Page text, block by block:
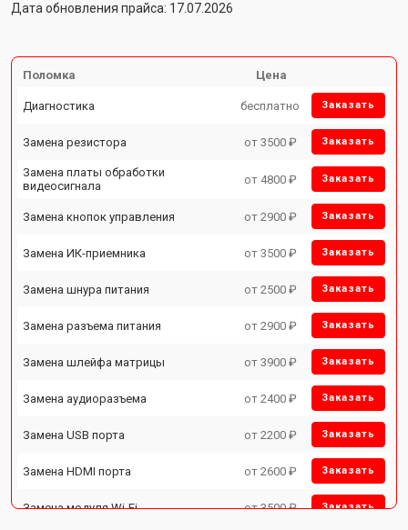
Дата обновления прайса: 17.07.2026
Поломка Цена
Диагностика бесплатно Заказать
Замена резистора от 3500 ₽ Заказать
Замена платы обработки
видеосигнала
от 4800 ₽ Заказать
Замена кнопок управления от 2900 ₽ Заказать
Замена ИК-приемника от 3500 ₽ Заказать
Замена шнура питания от 2500 ₽ Заказать
Замена разъема питания от 2900 ₽ Заказать
Замена шлейфа матрицы от 3900 ₽ Заказать
Замена аудиоразъема от 2400 ₽ Заказать
Замена USB порта от 2200 ₽ Заказать
Замена HDMI порта от 2600 ₽ Заказать
Замена модуля Wi-Fi от 3500 ₽ Заказать